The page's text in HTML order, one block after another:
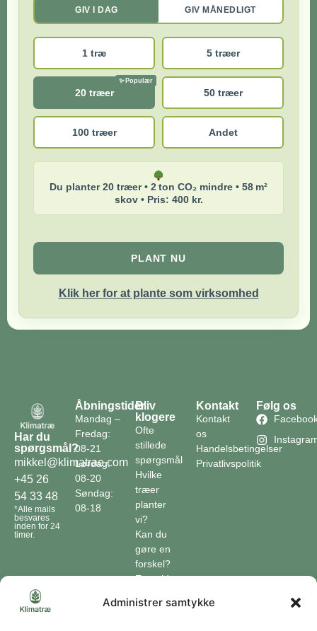
Administrer samtykke
GIV I DAG GIV MÅNEDLIGT
1 træ 5 træer
20 træer 50 træer
100 træer Andet
Du planter 20 træer • 2 ton CO₂ mindre • 58 m²
skov • Pris: 400 kr.
PLANT NU
Klik her for at plante som virksomhed
Har du
spørgsmål?
mikkel@klimatrae.com
+45 26
54 33 48
*Alle mails
besvares
inden for 24
timer.
Åbningstider
Mandag –
Fredag:
08-21
Lørdag:
08-20
Søndag:
08-18
Bliv
klogere
Ofte
stillede
spørgsmål
Hvilke
træer
planter
vi?
Kan du
gøre en
forskel?
En guide
Klimaordbogen
Kontakt
Kontakt
os
Handelsbetingelser
Privatlivspolitik
Følg os